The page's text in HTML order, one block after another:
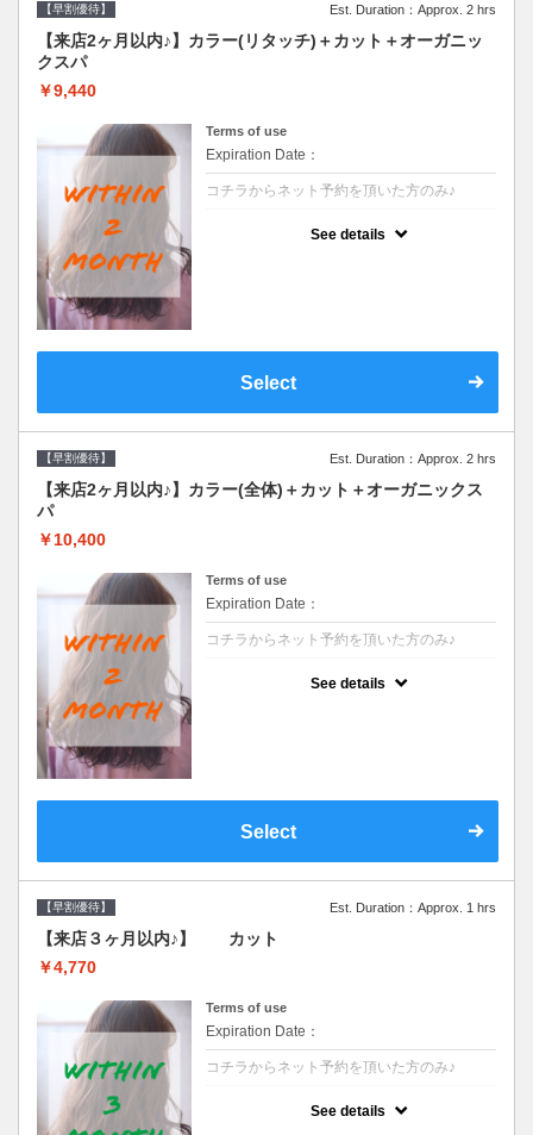
【早割優待】 Est. Duration：Approx. 2 hrs
【来店2ヶ月以内♪】カラー(リタッチ)＋カット＋オーガニッ
クスパ
￥9,440
Terms of use
Expiration Date：
コチラからネット予約を頂いた方のみ♪
See details
Select
【早割優待】 Est. Duration：Approx. 2 hrs
【来店2ヶ月以内♪】カラー(全体)＋カット＋オーガニックス
パ
￥10,400
Terms of use
Expiration Date：
コチラからネット予約を頂いた方のみ♪
See details
Select
【早割優待】 Est. Duration：Approx. 1 hrs
【来店３ヶ月以内♪】 カット
￥4,770
Terms of use
Expiration Date：
コチラからネット予約を頂いた方のみ♪
See details